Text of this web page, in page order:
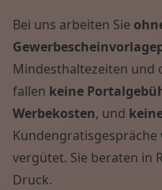
Bei uns arbeiten Sie
Mindesthaltezeiten und
fallen keine
Werbekosten, und
vergütet. Sie beraten in
Druck.